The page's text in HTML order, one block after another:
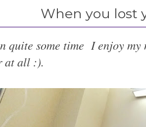
When you lost
quite some time I enjoy my
at all :).